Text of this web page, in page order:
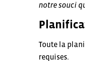
notre souci
Toute la
requises.